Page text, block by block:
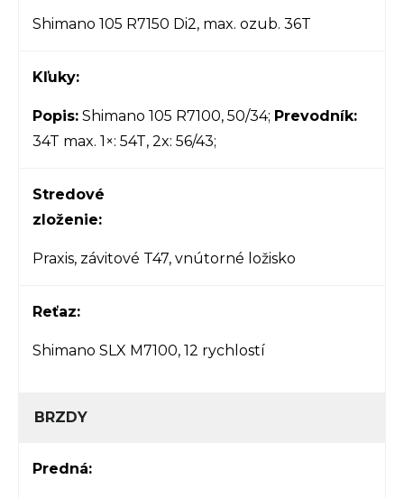
Shimano 105 R7150 Di2, max. ozub. 36T
Kľuky:
Popis: Shimano 105 R7100, 50/34; Prevodník:
34T max. 1×: 54T, 2x: 56/43;
Stredové
zloženie:
Praxis, závitové T47, vnútorné ložisko
Reťaz:
Shimano SLX M7100, 12 rychlostí
BRZDY
Predná: